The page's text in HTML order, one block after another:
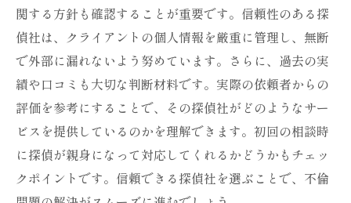
関する方針も確認することが重要です。信頼性のある探
偵社は、クライアントの個人情報を厳重に管理し、無断
で外部に漏れないよう努めています。さらに、過去の実
績や口コミも大切な判断材料です。実際の依頼者からの
評価を参考にすることで、その探偵社がどのようなサー
ビスを提供しているのかを理解できます。初回の相談時
に探偵が親身になって対応してくれるかどうかもチェッ
クポイントです。信頼できる探偵社を選ぶことで、不倫